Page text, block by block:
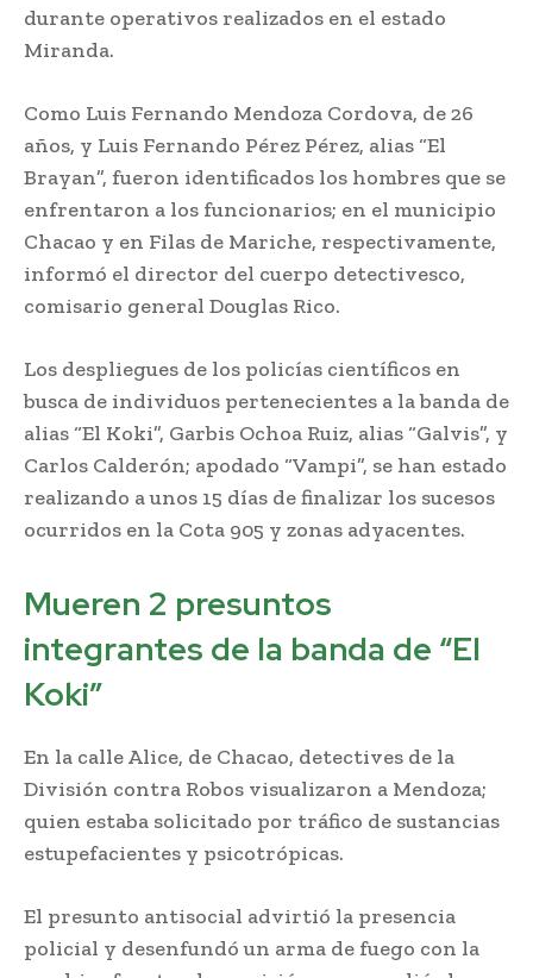
durante operativos realizados en el estado
Miranda.
Como Luis Fernando Mendoza Cordova, de 26
años, y Luis Fernando Pérez Pérez, alias “El
Brayan”, fueron identificados los hombres que se
enfrentaron a los funcionarios; en el municipio
Chacao y en Filas de Mariche, respectivamente,
informó el director del cuerpo detectivesco,
comisario general Douglas Rico.
Los despliegues de los policías científicos en
busca de individuos pertenecientes a la banda de
alias “El Koki”, Garbis Ochoa Ruiz, alias “Galvis”, y
Carlos Calderón; apodado “Vampi”, se han estado
realizando a unos 15 días de finalizar los sucesos
ocurridos en la Cota 905 y zonas adyacentes.
Mueren 2 presuntos
integrantes de la banda de “El
Koki”
En la calle Alice, de Chacao, detectives de la
División contra Robos visualizaron a Mendoza;
quien estaba solicitado por tráfico de sustancias
estupefacientes y psicotrópicas.
El presunto antisocial advirtió la presencia
policial y desenfundó un arma de fuego con la